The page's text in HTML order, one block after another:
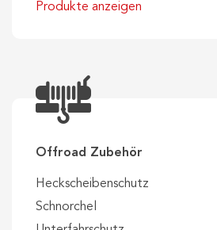
Produkte anzeigen
Offroad Zubehör
Heckscheibenschutz
Schnorchel